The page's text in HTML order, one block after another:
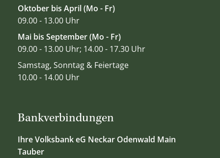
Bankverbindungen
Ihre Volksbank eG Neckar Odenwald Main
Tauber
Oktober bis April (Mo - Fr)
09.00 - 13.00 Uhr
Mai bis September (Mo - Fr)
09.00 - 13.00 Uhr; 14.00 - 17.30 Uhr
Samstag, Sonntag & Feiertage
10.00 - 14.00 Uhr